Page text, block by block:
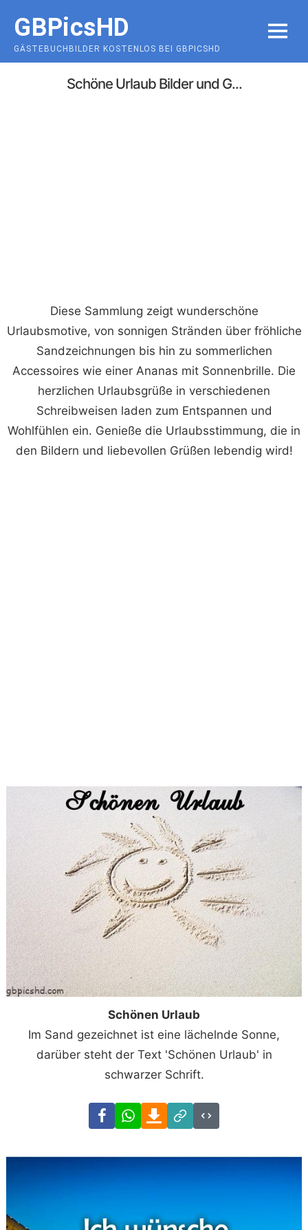
content
GBPicsHD
GÄSTEBUCHBILDER KOSTENLOS BEI GBPICSHD
MENU
Schöne Urlaub Bilder und G...
Diese Sammlung zeigt wunderschöne
Urlaubsmotive, von sonnigen Stränden über fröhliche
Sandzeichnungen bis hin zu sommerlichen
Accessoires wie einer Ananas mit Sonnenbrille. Die
herzlichen Urlaubsgrüße in verschiedenen
Schreibweisen laden zum Entspannen und
Wohlfühlen ein. Genieße die Urlaubsstimmung, die in
den Bildern und liebevollen Grüßen lebendig wird!
Schönen Urlaub
Im Sand gezeichnet ist eine lächelnde Sonne,
darüber steht der Text 'Schönen Urlaub' in
schwarzer Schrift.
FacebookWhatsAppDownload
Link
Code